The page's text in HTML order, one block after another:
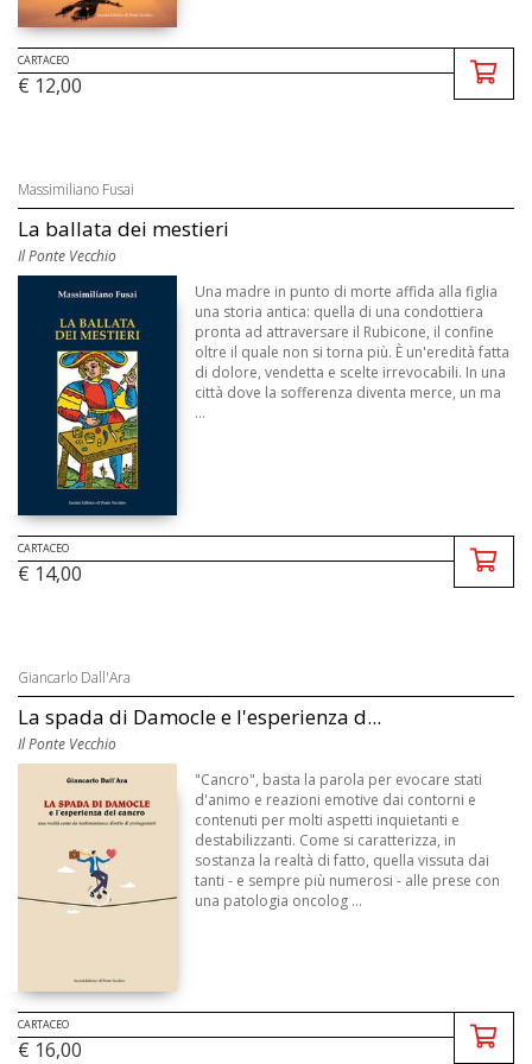
CARTACEO
€ 12,00
Massimiliano Fusai
La ballata dei mestieri
Il Ponte Vecchio
Una madre in punto di morte affida alla figlia
una storia antica: quella di una condottiera
pronta ad attraversare il Rubicone, il confine
oltre il quale non si torna più. È un'eredità fatta
di dolore, vendetta e scelte irrevocabili. In una
città dove la sofferenza diventa merce, un ma
...
CARTACEO
€ 14,00
Giancarlo Dall'Ara
La spada di Damocle e l'esperienza d...
Il Ponte Vecchio
"Cancro", basta la parola per evocare stati
d'animo e reazioni emotive dai contorni e
contenuti per molti aspetti inquietanti e
destabilizzanti. Come si caratterizza, in
sostanza la realtà di fatto, quella vissuta dai
tanti - e sempre più numerosi - alle prese con
una patologia oncolog ...
CARTACEO
€ 16,00